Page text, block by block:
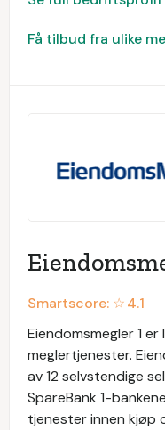
Få tilbud fra ulike
Smartscore: ☆4.1
Eiendomsmegler 1
meglertjenester.
av 12 selvstendige
SpareBank 1-
tjenester innen kjøp